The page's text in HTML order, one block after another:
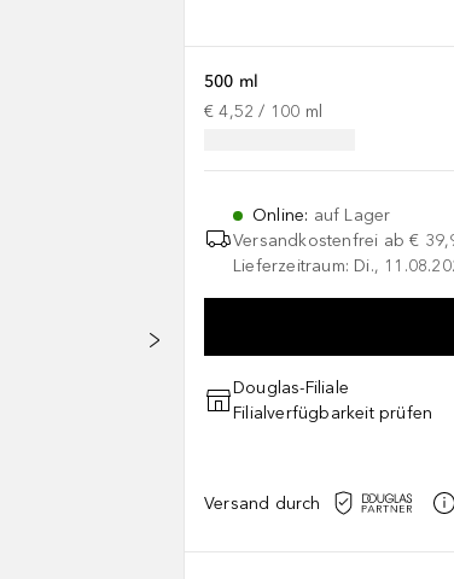
500 ml
€ 4,52 / 100 ml
Online: auf Lager
Versandkostenfrei ab €
Lieferzeitraum: Di.,
Douglas-Filiale
Filialverfügbarkeit prüfen
Versand durch